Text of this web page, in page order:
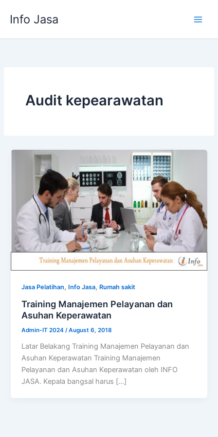
Info Jasa
Audit kepearawatan
Jasa Pelatihan, Info Jasa, Rumah sakit
Training Manajemen Pelayanan dan
Asuhan Keperawatan
Admin-IT 2024/August 6, 2018
Latar Belakang Training Manajemen Pelayanan dan
Asuhan Keperawatan Training Manajemen
Pelayanan dan Asuhan Keperawatan oleh INFO
JASA. Kepala bangsal harus […]